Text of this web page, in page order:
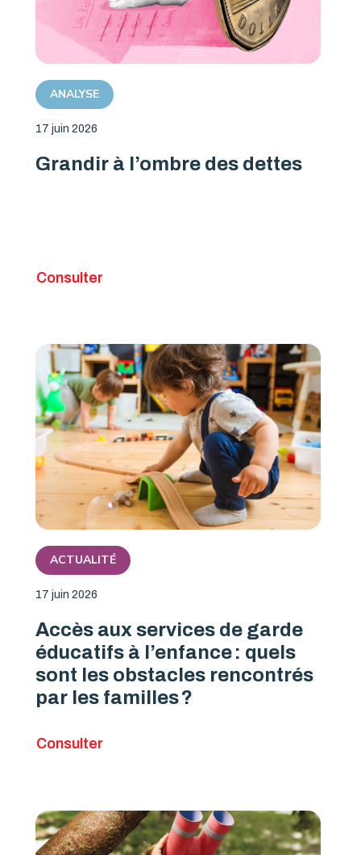
ANALYSE
17 juin 2026
Grandir à l’ombre des dettes
Consulter
ACTUALITÉ
17 juin 2026
Accès aux services de garde
éducatifs à l’enfance : quels
sont les obstacles rencontrés
par les familles ?
Consulter